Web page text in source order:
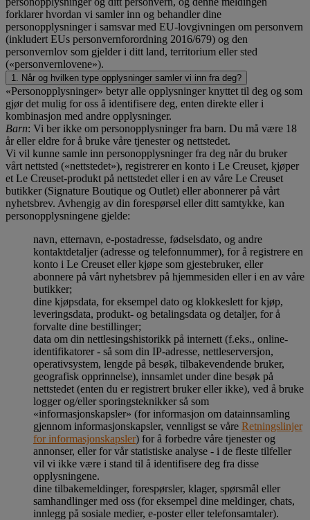
forklarer hvordan vi samler inn og behandler dine
personopplysninger i samsvar med EU-lovgivningen om personvern
(inkludert EUs personvernforordning 2016/679) og den
personvernlov som gjelder i ditt land, territorium eller sted
(«personvernlovene»).
1. Når og hvilken type opplysninger samler vi inn fra deg?
«Personopplysninger» betyr alle opplysninger knyttet til deg og som
gjør det mulig for oss å identifisere deg, enten direkte eller i
kombinasjon med andre opplysninger.
Barn: Vi ber ikke om personopplysninger fra barn. Du må være 18
år eller eldre for å bruke våre tjenester og nettstedet.
Vi vil kunne samle inn personopplysninger fra deg når du bruker
vårt nettsted («nettstedet»), registrerer en konto i Le Creuset, kjøper
et Le Creuset-produkt på nettstedet eller i en av våre Le Creuset
butikker (Signature Boutique og Outlet) eller abonnerer på vårt
nyhetsbrev. Avhengig av din forespørsel eller ditt samtykke, kan
personopplysningene gjelde:
navn, etternavn, e-postadresse, fødselsdato, og andre
kontaktdetaljer (adresse og telefonnummer), for å registrere en
konto i Le Creuset eller kjøpe som gjestebruker, eller
abonnere på vårt nyhetsbrev på hjemmesiden eller i en av våre
butikker;
dine kjøpsdata, for eksempel dato og klokkeslett for kjøp,
leveringsdata, produkt- og betalingsdata og detaljer, for å
forvalte dine bestillinger;
data om din nettlesingshistorikk på internett (f.eks., online-
identifikatorer - så som din IP-adresse, nettleserversjon,
operativsystem, lengde på besøk, tilbakevendende bruker,
geografisk opprinnelse), innsamlet under dine besøk på
nettstedet (enten du er registrert bruker eller ikke), ved å bruke
logger og/eller sporingsteknikker så som
«informasjonskapsler» (for informasjon om datainnsamling
gjennom informasjonskapsler, vennligst se våre Retningslinjer
for informasjonskapsler) for å forbedre våre tjenester og
annonser, eller for vår statistiske analyse - i de fleste tilfeller
vil vi ikke være i stand til å identifisere deg fra disse
opplysningene.
dine tilbakemeldinger, forespørsler, klager, spørsmål eller
samhandlinger med oss (for eksempel dine meldinger, chats,
innlegg på sosiale medier, e-poster eller telefonsamtaler).